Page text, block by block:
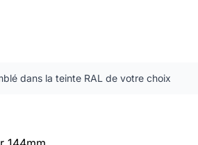
dans la teinte RAL de votre choix